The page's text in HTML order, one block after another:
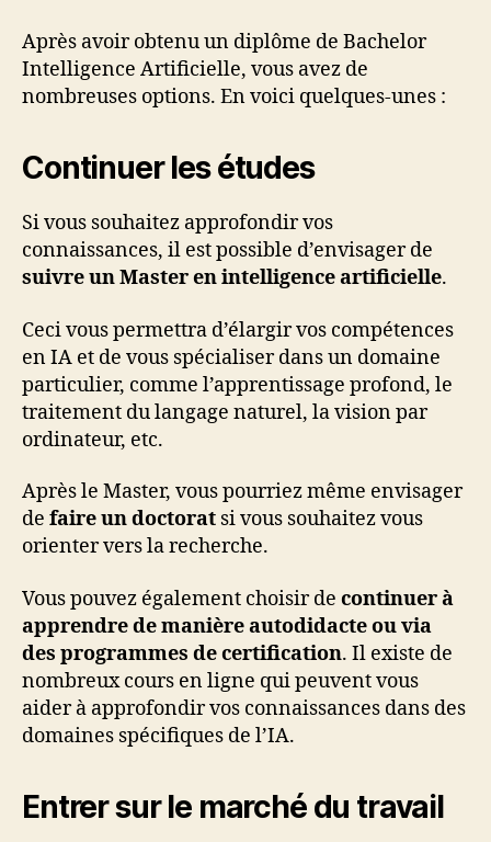
Après avoir obtenu un diplôme de Bachelor
Intelligence Artificielle, vous avez de
nombreuses options. En voici quelques-unes :
Continuer les études
Si vous souhaitez approfondir vos
connaissances, il est possible d’envisager de
suivre un Master en intelligence artificielle.
Ceci vous permettra d’élargir vos compétences
en IA et de vous spécialiser dans un domaine
particulier, comme l’apprentissage profond, le
traitement du langage naturel, la vision par
ordinateur, etc.
Après le Master, vous pourriez même envisager
de faire un doctorat si vous souhaitez vous
orienter vers la recherche.
Vous pouvez également choisir de continuer à
apprendre de manière autodidacte ou via
des programmes de certification. Il existe de
nombreux cours en ligne qui peuvent vous
aider à approfondir vos connaissances dans des
domaines spécifiques de l’IA.
Entrer sur le marché du travail